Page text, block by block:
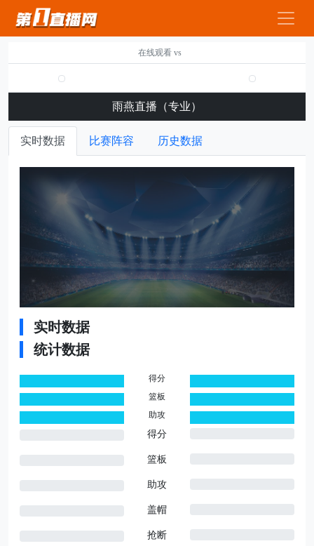
在线观看 vs
雨燕直播（专业）
实时数据 比赛阵容 历史数据
实时数据
统计数据
得分
篮板
助攻
得分
篮板
助攻
盖帽
抢断